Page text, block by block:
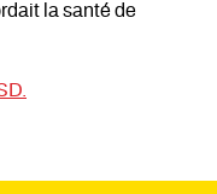
la santé de